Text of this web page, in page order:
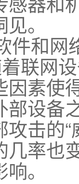
。
件和
联网
因素使
部设备
攻击的
几率也
。